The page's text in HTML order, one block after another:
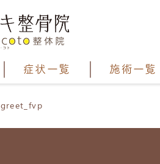
症状一覧 施術一覧
greet_fvp